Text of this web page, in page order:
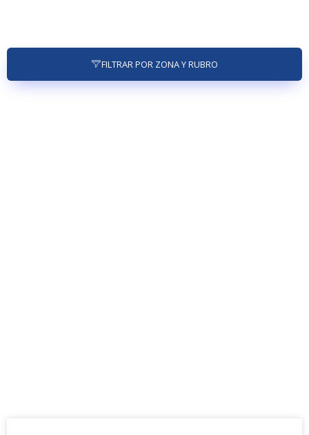
FILTRAR POR ZONA Y RUBRO